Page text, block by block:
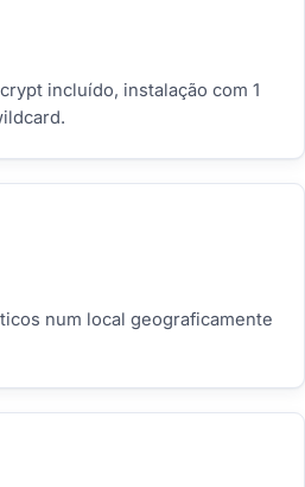
incluído, instalação com 1
num local geograficamente